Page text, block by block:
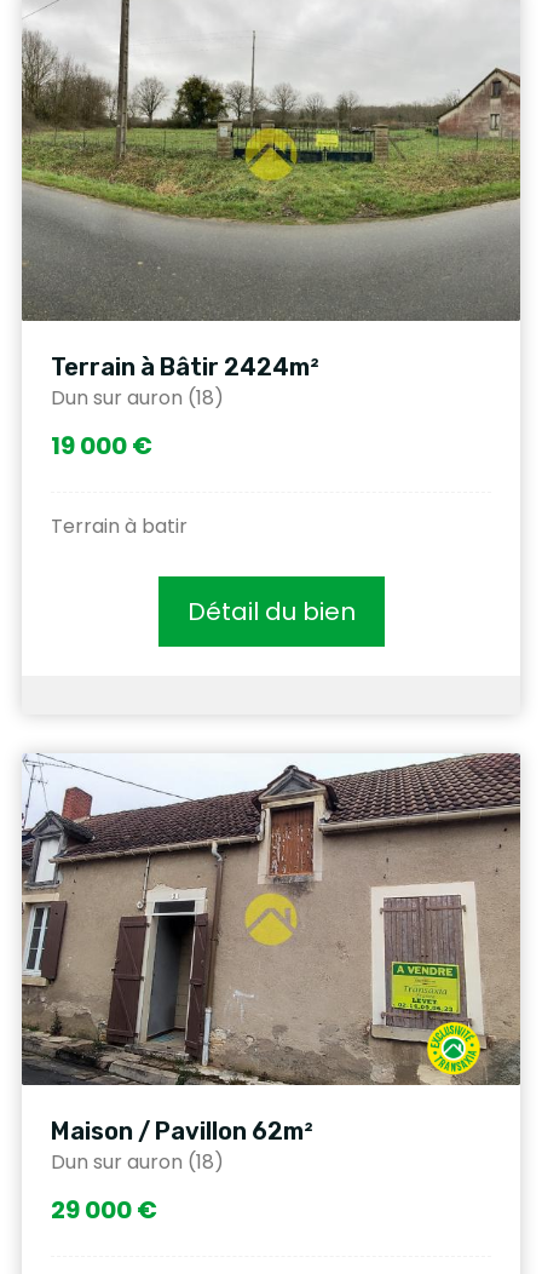
Terrain à Bâtir 2424m²
Dun sur auron (18)
19 000 €
Terrain à batir
Détail du bien
Maison / Pavillon 62m²
Dun sur auron (18)
29 000 €